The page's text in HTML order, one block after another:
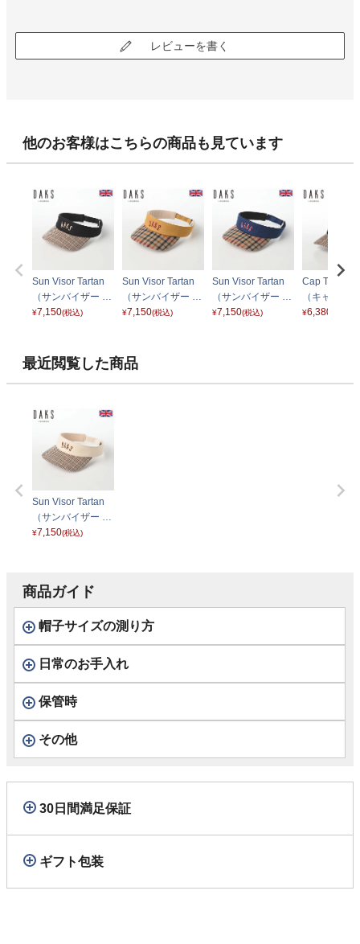
レビューを書く
他のお客様はこちらの商品も見ています
Sun Visor Tartan
（サンバイザー タ
ータン） D1713
¥7,150(税込)
Sun Visor Tartan
（サンバイザー タ
ータン） D1713
¥7,150(税込)
Sun Visor Tartan
（サンバイザー タ
ータン） D1713
¥7,150(税込)
Cap Twill
（キャップ
タータン）
¥6,380
最近閲覧した商品
Sun Visor Tartan
（サンバイザー タ
ータン） D1713
¥7,150(税込)
商品ガイド
帽子サイズの測り方
日常のお手入れ
保管時
その他
30日間満足保証
ギフト包装